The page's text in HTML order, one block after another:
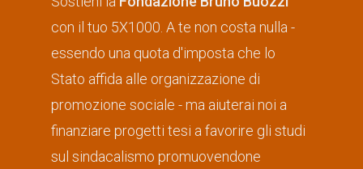
con il tuo 5X1000. A te non costa nulla -
essendo una quota d'imposta che lo
Stato affida alle organizzazione di
promozione sociale - ma aiuterai noi a
finanziare progetti tesi a favorire gli studi
sul sindacalismo promuovendone